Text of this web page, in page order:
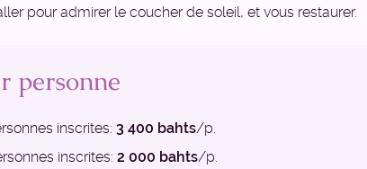
pour admirer le coucher de soleil, et vous restaurer.
personne
inscrites: 3 400 bahts/p.
inscrites: 2 000 bahts/p.